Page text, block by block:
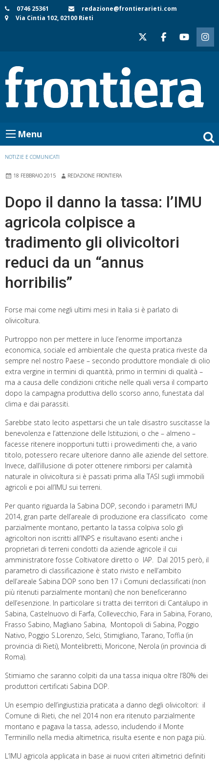
Skip
to
0746 25361
redazione@frontierarieti.com
Via Cintia 102, 02100 Rieti
Menu
NOTIZIE E COMUNICATI
18 FEBBRAIO 2015 REDAZIONE FRONTIERA
Dopo il danno la tassa: l’IMU
agricola colpisce a
tradimento gli olivicoltori
reduci da un “annus
horribilis”
Forse mai come negli ultimi mesi in Italia si è parlato di
olivicoltura.
Purtroppo non per mettere in luce l’enorme importanza
economica, sociale ed ambientale che questa pratica riveste da
sempre nel nostro Paese – secondo produttore mondiale di olio
extra vergine in termini di quantità, primo in termini di qualità –
ma a causa delle condizioni critiche nelle quali versa il comparto
dopo la campagna produttiva dello scorso anno, funestata dal
clima e dai parassiti.
Sarebbe stato lecito aspettarsi che un tale disastro suscitasse la
benevolenza e l’attenzione delle Istituzioni, o che – almeno –
facesse ritenere inopportuni tutti i provvedimenti che, a vario
titolo, potessero recare ulteriore danno alle aziende del settore.
Invece, dall’illusione di poter ottenere rimborsi per calamità
naturale in olivicoltura si è passati prima alla TASI sugli immobili
agricoli e poi all’IMU sui terreni.
Per quanto riguarda la Sabina DOP, secondo i parametri IMU
2014, gran parte dell’areale di produzione era classificato come
parzialmente montano, pertanto la tassa colpiva solo gli
agricoltori non iscritti all’INPS e risultavano esenti anche i
proprietari di terreni condotti da aziende agricole il cui
amministratore fosse Coltivatore diretto o IAP. Dal 2015 però, il
parametro di classificazione è stato rivisto e nell’ambito
dell’areale Sabina DOP sono ben 17 i Comuni declassificati (non
più ritenuti parzialmente montani) che non beneficeranno
dell’esenzione. In particolare si tratta dei territori di Cantalupo in
Sabina, Castelnuovo di Farfa, Collevecchio, Fara in Sabina, Forano,
Frasso Sabino, Magliano Sabina, Montopoli di Sabina, Poggio
Nativo, Poggio S.Lorenzo, Selci, Stimigliano, Tarano, Toffia (in
provincia di Rieti), Montelibretti, Moricone, Nerola (in provincia di
Roma).
Stimiamo che saranno colpiti da una tassa iniqua oltre l’80% dei
produttori certificati Sabina DOP.
Un esempio dell’ingiustizia praticata a danno degli olivicoltori: il
Comune di Rieti, che nel 2014 non era ritenuto parzialmente
montano e pagava la tassa, adesso, includendo il Monte
Terminillo nella media altimetrica, risulta esente e non paga più.
L’IMU agricola applicata in base ai nuovi criteri altimetrici definiti